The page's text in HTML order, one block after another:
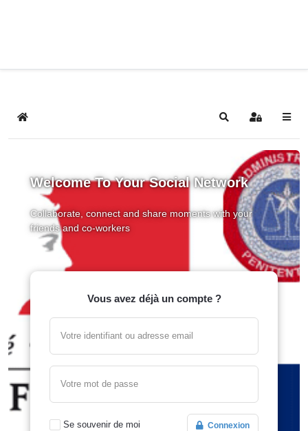
Home SearchSign In
Welcome To Your Social Network
Collaborate, connect and share moments with your
friends and co-workers
Vous avez déjà un compte ?
Votre identifiant ou adresse email
Votre mot de passe
Se souvenir de moi Connexion